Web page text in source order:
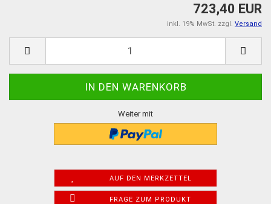
723,40 EUR
inkl. 19% MwSt. zzgl. Versand
Weiter mit
AUF DEN MERKZETTEL
FRAGE ZUM PRODUKT